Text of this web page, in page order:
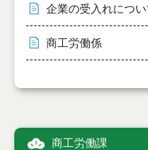
企業の受入れについ
商工労働係
商工労働課